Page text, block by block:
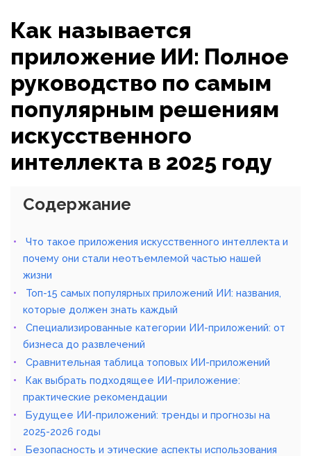
Как называется
приложение ИИ: Полное
руководство по самым
популярным решениям
искусственного
интеллекта в 2025 году
Содержание
Что такое приложения искусственного интеллекта и
почему они стали неотъемлемой частью нашей
жизни
Топ-15 самых популярных приложений ИИ: названия,
которые должен знать каждый
Специализированные категории ИИ-приложений: от
бизнеса до развлечений
Сравнительная таблица топовых ИИ-приложений
Как выбрать подходящее ИИ-приложение:
практические рекомендации
Будущее ИИ-приложений: тренды и прогнозы на
2025-2026 годы
Безопасность и этические аспекты использования